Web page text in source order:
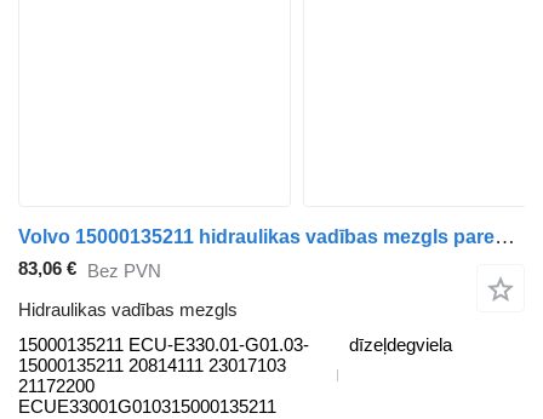
Volvo 15000135211 hidraulikas vadības mezgls paredzēts Volvo B7, B8, B9, B12 bus (2005-) autobusa
83,06 € Bez PVN
Hidraulikas vadības mezgls
15000135211 ECU-E330.01-G01.03-
15000135211 20814111 23017103
21172200
ECUE33001G010315000135211
dīzeļdegviela